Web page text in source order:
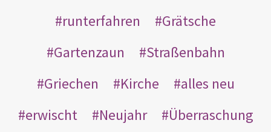
runterfahren
Grätsche
Gartenzaun
Straßenbahn
Griechen
Kirche
alles neu
erwischt
Neujahr
Überraschung